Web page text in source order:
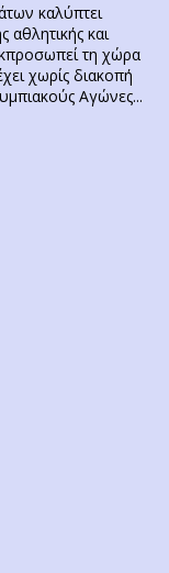
καλύπτει
και
τη χώρα
χωρίς διακοπή
Αγώνες...